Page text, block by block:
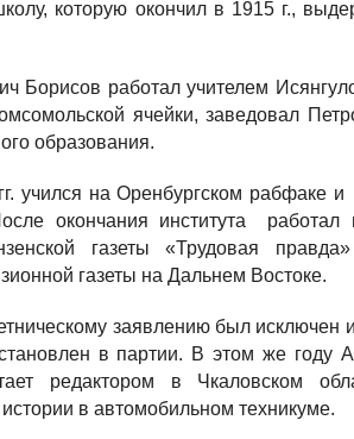
которую окончил в 1915 г.,
Борисов работал учителем
ячейки, заведовал
образования.
учился на Оренбургском рабфаке
окончания института
газеты «Трудовая
газеты на Дальнем Востоке.
заявлению был
в партии. В этом же году
редактором в Чкаловском
в автомобильном техникуме.